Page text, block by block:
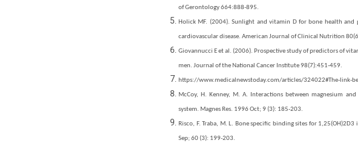
of Gerontology 664:888-895.
Holick MF. (2004). Sunlight and vitamin D for bone health and
cardiovascular disease. American Journal of Clinical Nutrition
Giovannucci E et al. (2006). Prospective study of predictors of
men. Journal of the National Cancer Institute 98(7):451-459.
https://www.medicalnewstoday.com/articles/324022#The-link-
McCoy, H. Kenney, M. A. Interactions between magnesium
system. Magnes Res. 1996 Oct; 9 (3): 185-203.
Risco, F. Traba, M. L. Bone specific binding sites for
Sep; 60 (3): 199-203.